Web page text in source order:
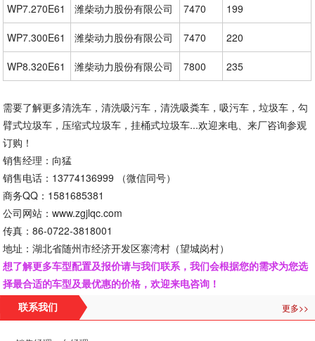
WP7.270E61 潍柴动力股份有限公司 7470 199
WP7.300E61 潍柴动力股份有限公司 7470 220
WP8.320E61 潍柴动力股份有限公司 7800 235
需要了解更多清洗车，清洗吸污车，清洗吸粪车，吸污车，垃圾车，勾
臂式垃圾车，压缩式垃圾车，挂桶式垃圾车...欢迎来电、来厂咨询参观
订购！
销售经理：向猛
销售电话：13774136999 （微信同号）
商务QQ：1581685381
公司网站：www.zgjlqc.com
传真：86-0722-3818001
地址：湖北省随州市经济开发区寨湾村（望城岗村）
想了解更多车型配置及报价请与我们联系，我们会根据您的需求为您选
择最合适的车型及最优惠的价格，欢迎来电咨询！
联系我们 更多>>